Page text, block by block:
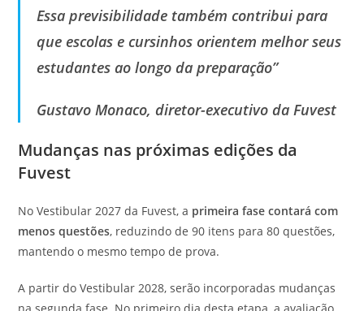
Essa previsibilidade também contribui para
que escolas e cursinhos orientem melhor seus
estudantes ao longo da preparação”
Gustavo Monaco, diretor-executivo da Fuvest
Mudanças nas próximas edições da
Fuvest
No Vestibular 2027 da Fuvest, a primeira fase contará com
menos questões, reduzindo de 90 itens para 80 questões,
mantendo o mesmo tempo de prova.
A partir do Vestibular 2028, serão incorporadas mudanças